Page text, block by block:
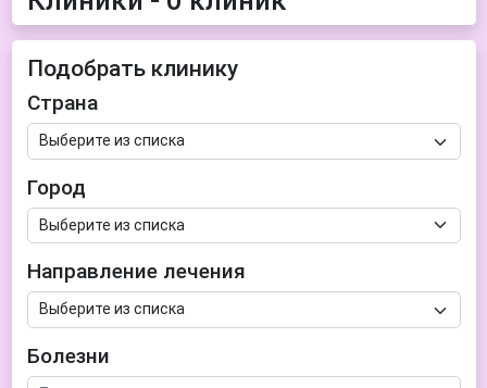
Подобрать клинику
Страна
Город
Направление лечения
Болезни